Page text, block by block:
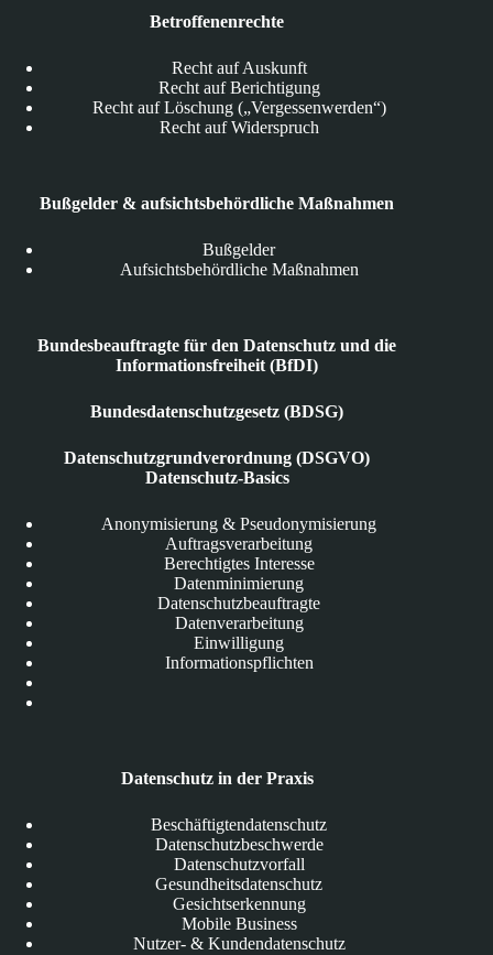
Betroffenenrechte
Recht auf Auskunft
Recht auf Berichtigung
Recht auf Löschung („Vergessenwerden“)
Recht auf Widerspruch
Bußgelder & aufsichtsbehördliche Maßnahmen
Bußgelder
Aufsichtsbehördliche Maßnahmen
Bundesbeauftragte für den Datenschutz und die
Informationsfreiheit (BfDI)
Bundesdatenschutzgesetz (BDSG)
Datenschutzgrundverordnung (DSGVO)
Datenschutz-Basics
Anonymisierung & Pseudonymisierung
Auftragsverarbeitung
Berechtigtes Interesse
Datenminimierung
Datenschutzbeauftragte
Datenverarbeitung
Einwilligung
Informationspflichten
Datenschutz in der Praxis
Beschäftigtendatenschutz
Datenschutzbeschwerde
Datenschutzvorfall
Gesundheitsdatenschutz
Gesichtserkennung
Mobile Business
Nutzer- & Kundendatenschutz